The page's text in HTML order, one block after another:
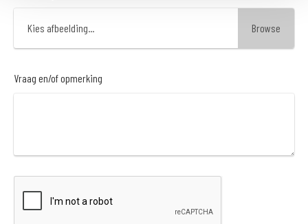
Kies afbeelding...
Vraag en/of opmerking